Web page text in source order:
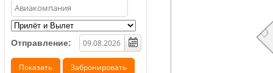
Отправление: